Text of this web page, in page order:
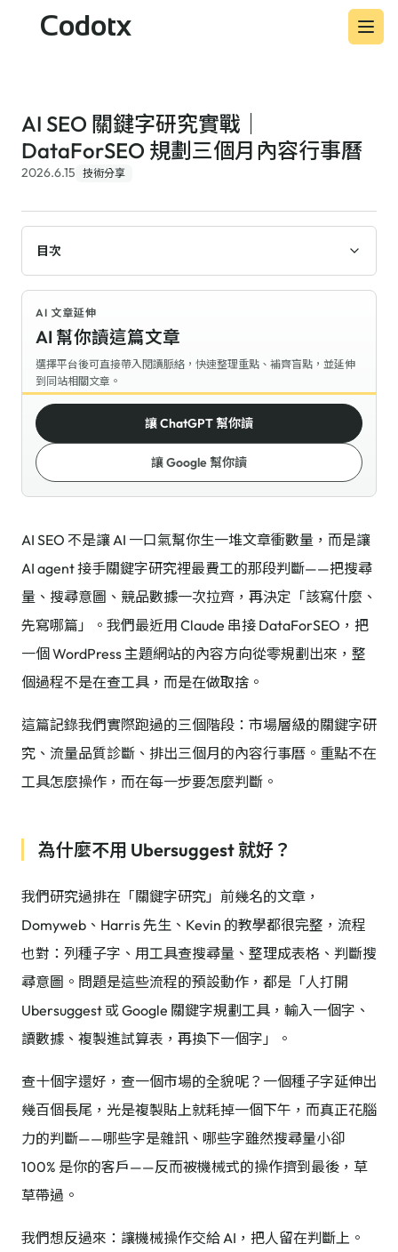
Codotx
AI SEO 關鍵字研究實戰｜
DataForSEO 規劃三個月內容行事曆
2026.6.15 技術分享
目次
AI 文章延伸
AI 幫你讀這篇文章
選擇平台後可直接帶入閱讀脈絡，快速整理重點、補齊盲點，並延伸
到同站相關文章。
讓 ChatGPT 幫你讀
讓 Google 幫你讀
AI SEO 不是讓 AI 一口氣幫你生一堆文章衝數量，而是讓
AI agent 接手關鍵字研究裡最費工的那段判斷——把搜尋
量、搜尋意圖、競品數據一次拉齊，再決定「該寫什麼、
先寫哪篇」。我們最近用 Claude 串接 DataForSEO，把
一個 WordPress 主題網站的內容方向從零規劃出來，整
個過程不是在查工具，而是在做取捨。
這篇記錄我們實際跑過的三個階段：市場層級的關鍵字研
究、流量品質診斷、排出三個月的內容行事曆。重點不在
工具怎麼操作，而在每一步要怎麼判斷。
為什麼不用 Ubersuggest 就好？
我們研究過排在「關鍵字研究」前幾名的文章，
Domyweb、Harris 先生、Kevin 的教學都很完整，流程
也對：列種子字、用工具查搜尋量、整理成表格、判斷搜
尋意圖。問題是這些流程的預設動作，都是「人打開
Ubersuggest 或 Google 關鍵字規劃工具，輸入一個字、
讀數據、複製進試算表，再換下一個字」。
查十個字還好，查一個市場的全貌呢？一個種子字延伸出
幾百個長尾，光是複製貼上就耗掉一個下午，而真正花腦
力的判斷——哪些字是雜訊、哪些字雖然搜尋量小卻
100% 是你的客戶——反而被機械式的操作擠到最後，草
草帶過。
我們想反過來：讓機械操作交給 AI，把人留在判斷上。